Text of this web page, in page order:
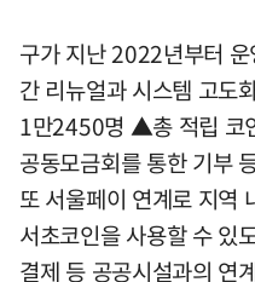
구가 지난 2022년부터
간 리뉴얼과 시스템 고
1만2450명 ▲총 적립 코
공동모금회를 통한 기부
또 서울페이 연계로 지역
서초코인을 사용할 수 있
결제 등 공공시설과의 연